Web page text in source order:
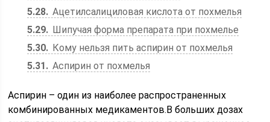
5.28 Ацетилсалициловая кислота от похмелья
5.29
Шипучая форма препарата при похмелье
5.30
Кому нельзя пить аспирин от похмелья
5.31
Аспирин от похмелья
Аспирин – один из наиболее распространенных
комбинированных медикаментов.В больших дозах